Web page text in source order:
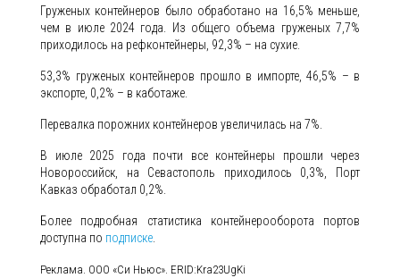
Груженых контейнеров было обработано на 16,5% меньше,
чем в июле 2024 года. Из общего объема груженых 7,7%
приходилось на рефконтейнеры, 92,3% – на сухие.
53,3% груженых контейнеров прошло в импорте, 46,5% – в
экспорте, 0,2% – в каботаже.
Перевалка порожних контейнеров увеличилась на 7%.
В июле 2025 года почти все контейнеры прошли через
Новороссийск, на Севастополь приходилось 0,3%, Порт
Кавказ обработал 0,2%.
Более подробная статистика контейнерооборота портов
доступна по подписке
Реклама. ООО «Си Ньюс». ERID:Kra23UgKi